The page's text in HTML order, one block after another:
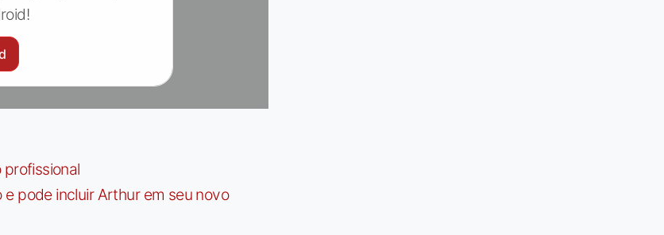
profissional
pode incluir Arthur em seu novo